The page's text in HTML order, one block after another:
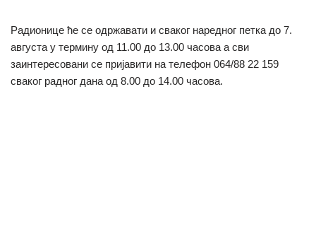
Радионице ће се одржавати и сваког наредног петка до 7.
августа у термину од 11.00 до 13.00 часова а сви
заинтересовани се пријавити на телефон 064/88 22 159
сваког радног дана од 8.00 до 14.00 часова.